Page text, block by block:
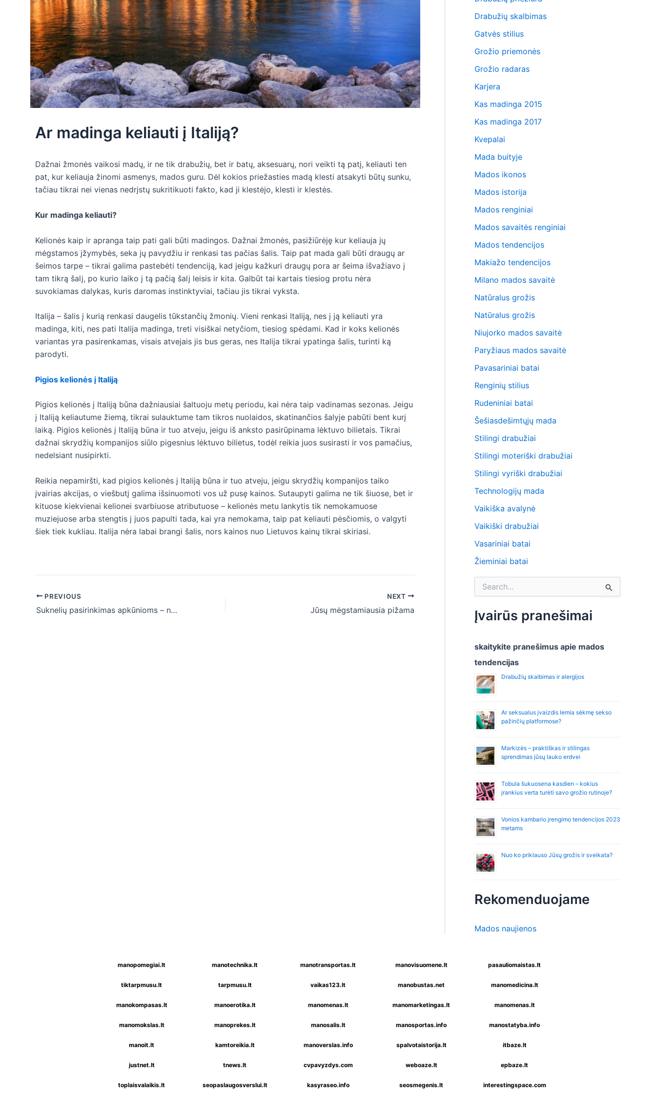
Ar madinga keliauti į Italiją?
Dažnai žmonės vaikosi madų, ir ne tik drabužių, bet ir batų, aksesuarų, nori veikti tą patį, keliauti ten
pat, kur keliauja žinomi asmenys, mados guru. Dėl kokios priežasties madą klesti atsakyti būtų sunku,
tačiau tikrai nei vienas nedrįstų sukritikuoti fakto, kad ji klestėjo, klesti ir klestės.
Kur madinga keliauti?
Kelionės kaip ir apranga taip pati gali būti madingos. Dažnai žmonės, pasižiūrėję kur keliauja jų
mėgstamos įžymybės, seka jų pavydžiu ir renkasi tas pačias šalis. Taip pat mada gali būti draugų ar
šeimos tarpe – tikrai galima pastebėti tendenciją, kad jeigu kažkuri draugų pora ar šeima išvažiavo į
tam tikrą šalį, po kurio laiko į tą pačią šalį leisis ir kita. Galbūt tai kartais tiesiog protu nėra
suvokiamas dalykas, kuris daromas instinktyviai, tačiau jis tikrai vyksta.
Italija – šalis į kurią renkasi daugelis tūkstančių žmonių. Vieni renkasi Italiją, nes į ją keliauti yra
madinga, kiti, nes pati Italija madinga, treti visiškai netyčiom, tiesiog spėdami. Kad ir koks kelionės
variantas yra pasirenkamas, visais atvejais jis bus geras, nes Italija tikrai ypatinga šalis, turinti ką
parodyti.
Pigios kelionės į Italiją
Pigios kelionės į Italiją būna dažniausiai šaltuoju metų periodu, kai nėra taip vadinamas sezonas. Jeigu
į Italiją keliautume žiemą, tikrai sulauktume tam tikros nuolaidos, skatinančios šalyje pabūti bent kurį
laiką. Pigios kelionės į Italiją būna ir tuo atveju, jeigu iš anksto pasirūpinama lėktuvo bilietais. Tikrai
dažnai skrydžių kompanijos siūlo pigesnius lėktuvo bilietus, todėl reikia juos susirasti ir vos pamačius,
nedelsiant nusipirkti.
Reikia nepamiršti, kad pigios kelionės į Italiją būna ir tuo atveju, jeigu skrydžių kompanijos taiko
įvairias akcijas, o viešbutį galima išsinuomoti vos už pusę kainos. Sutaupyti galima ne tik šiuose, bet ir
kituose kiekvienai kelionei svarbiuose atributuose – kelionės metu lankytis tik nemokamuose
muziejuose arba stengtis į juos papulti tada, kai yra nemokama, taip pat keliauti pėsčiomis, o valgyti
šiek tiek kukliau. Italija nėra labai brangi šalis, nors kainos nuo Lietuvos kainų tikrai skiriasi.
Post
navigation
PREVIOUS
Suknelių pasirinkimas apkūnioms – ne bėda
NEXT
Jūsų mėgstamiausia pižama
Drabužių skalbimas
Gatvės stilius
Grožio priemonės
Grožio radaras
Karjera
Kas madinga 2015
Kas madinga 2017
Kvepalai
Mada buityje
Mados ikonos
Mados istorija
Mados renginiai
Mados savaitės renginiai
Mados tendencijos
Makiažo tendencijos
Milano mados savaitė
Natūralus grožis
Natūralus grožis
Niujorko mados savaitė
Paryžiaus mados savaitė
Pavasariniai batai
Renginių stilius
Rudeniniai batai
Šešiasdešimtųjų mada
Stilingi drabužiai
Stilingi moteriški drabužiai
Stilingi vyriški drabužiai
Technologijų mada
Vaikiška avalynė
Vaikiški drabužiai
Vasariniai batai
Žieminiai batai
r
c
o
r
Įvairūs pranešimai
skaitykite pranešimus apie mados
tendencijas
Drabužių skalbimas ir alergijos
Ar seksualus įvaizdis lemia sėkmę sekso
pažinčių platformose?
Markizės – praktiškas ir stilingas
sprendimas jūsų lauko erdvei
Tobula šukuosena kasdien – kokius
įrankius verta turėti savo grožio rutinoje?
Vonios kambario įrengimo tendencijos 2023
metams
Nuo ko priklauso Jūsų grožis ir sveikata?
Rekomenduojame
Mados naujienos
manopomegiai.lt manotechnika.lt manotransportas.lt manovisuomene.lt pasauliomaistas.lt
tiktarpmusu.lt tarpmusu.lt vaikas123.lt manobustas.net manomedicina.lt
manokompasas.lt manoerotika.lt manomenas.lt manomarketingas.lt manomenas.lt
manomokslas.lt manoprekes.lt manosalis.lt manosportas.info manostatyba.info
manoit.lt kamtoreikia.lt manoverslas.info spalvotaistorija.lt itbaze.lt
justnet.lt tnews.lt cvpavyzdys.com weboaze.lt epbaze.lt
toplaisvalaikis.lt seopaslaugosverslui.lt kasyraseo.info seosmegenis.lt interestingspace.com